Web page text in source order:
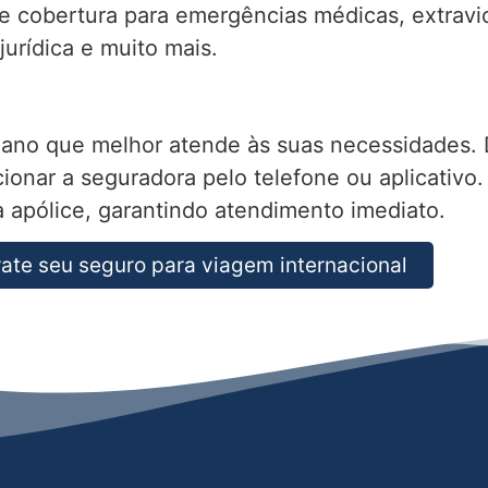
cobertura para emergências médicas,
e muito mais.
que melhor atende às suas necessidades.
a seguradora pelo telefone ou
garantindo atendimento imediato.
seu seguro para viagem internacional